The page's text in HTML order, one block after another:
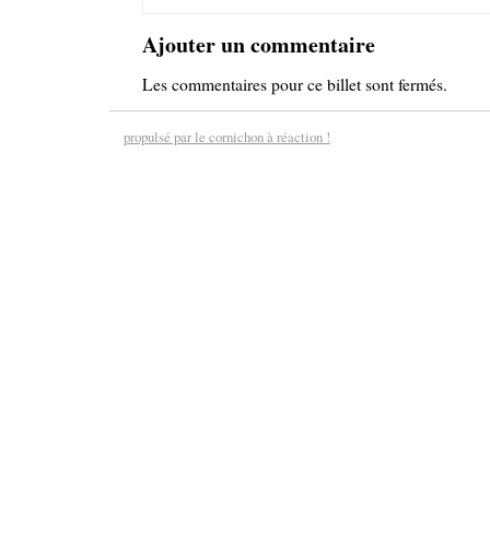
Ajouter un commentaire
Les commentaires pour ce billet sont fermés.
propulsé par le cornichon à réaction !